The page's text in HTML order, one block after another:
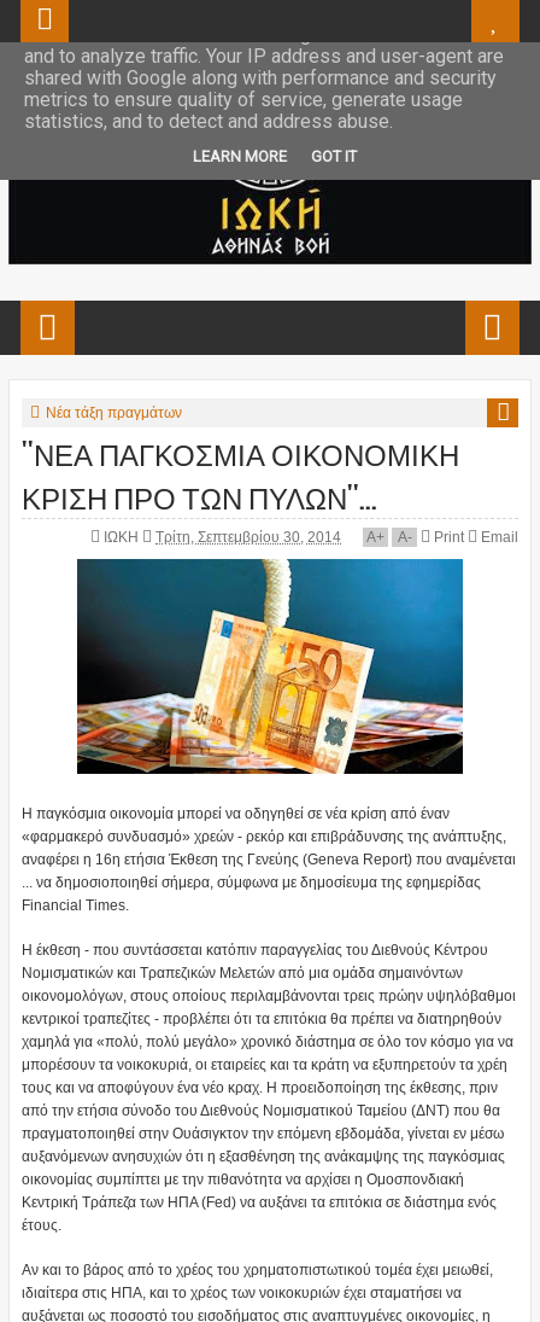
Νέα τάξη πραγμάτων
''ΝΕΑ ΠΑΓΚΟΣΜΙΑ ΟΙΚΟΝΟΜΙΚΗ
ΚΡΙΣΗ ΠΡΟ ΤΩΝ ΠΥΛΩΝ''...
ΙΩΚΗ Τρίτη, Σεπτεμβρίου 30, 2014 A+ A- Print Email
Η παγκόσμια οικονομία μπορεί να οδηγηθεί σε νέα κρίση από έναν
«φαρμακερό συνδυασμό» χρεών - ρεκόρ και επιβράδυνσης της ανάπτυξης,
αναφέρει η 16η ετήσια Έκθεση της Γενεύης (Geneva Report) που αναμένεται
... να δημοσιοποιηθεί σήμερα, σύμφωνα με δημοσίευμα της εφημερίδας
Financial Times.
Η έκθεση - που συντάσσεται κατόπιν παραγγελίας του Διεθνούς Κέντρου
Νομισματικών και Τραπεζικών Μελετών από μια ομάδα σημαινόντων
οικονομολόγων, στους οποίους περιλαμβάνονται τρεις πρώην υψηλόβαθμοι
κεντρικοί τραπεζίτες - προβλέπει ότι τα επιτόκια θα πρέπει να διατηρηθούν
χαμηλά για «πολύ, πολύ μεγάλο» χρονικό διάστημα σε όλο τον κόσμο για να
μπορέσουν τα νοικοκυριά, οι εταιρείες και τα κράτη να εξυπηρετούν τα χρέη
τους και να αποφύγουν ένα νέο κραχ. Η προειδοποίηση της έκθεσης, πριν
από την ετήσια σύνοδο του Διεθνούς Νομισματικού Ταμείου (ΔΝΤ) που θα
πραγματοποιηθεί στην Ουάσιγκτον την επόμενη εβδομάδα, γίνεται εν μέσω
αυξανόμενων ανησυχιών ότι η εξασθένηση της ανάκαμψης της παγκόσμιας
οικονομίας συμπίπτει με την πιθανότητα να αρχίσει η Ομοσπονδιακή
Κεντρική Τράπεζα των ΗΠΑ (Fed) να αυξάνει τα επιτόκια σε διάστημα ενός
έτους.
Αν και το βάρος από το χρέος του χρηματοπιστωτικού τομέα έχει μειωθεί,
ιδιαίτερα στις ΗΠΑ, και το χρέος των νοικοκυριών έχει σταματήσει να
αυξάνεται ως ποσοστό του εισοδήματος στις αναπτυγμένες οικονομίες, η
This site uses cookies from Google to deliver its services
and to analyze traffic. Your IP address and user-agent are
shared with Google along with performance and security
metrics to ensure quality of service, generate usage
statistics, and to detect and address abuse.
LEARN MORE GOT IT